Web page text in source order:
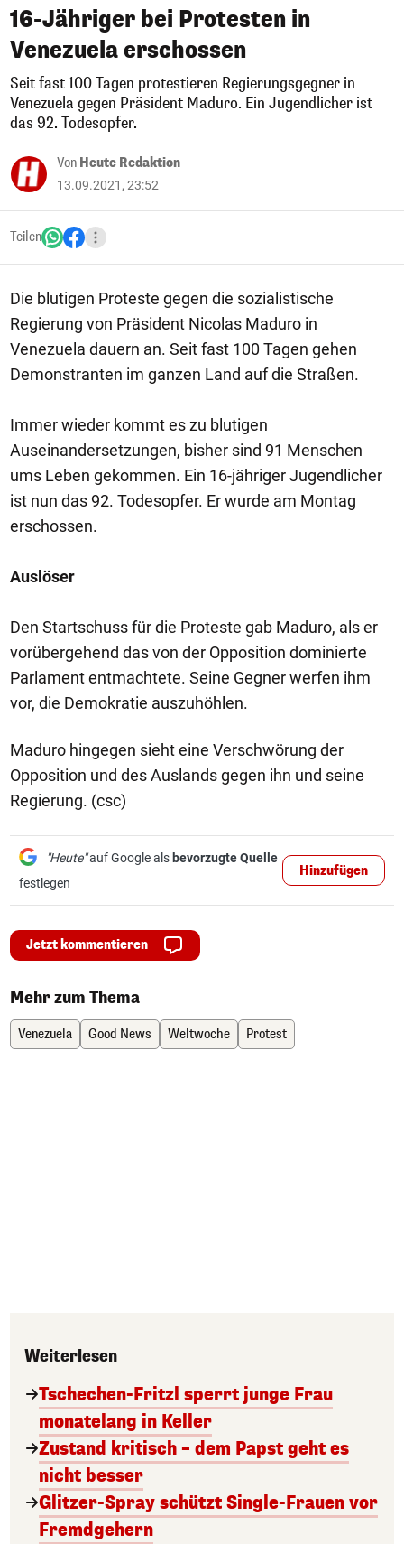
16-Jähriger bei Protesten in
Venezuela erschossen
Seit fast 100 Tagen protestieren Regierungsgegner in
Venezuela gegen Präsident Maduro. Ein Jugendlicher ist
das 92. Todesopfer.
Von Heute Redaktion
13.09.2021, 23:52
Teilen
Die blutigen Proteste gegen die sozialistische
Regierung von Präsident Nicolas Maduro in
Venezuela dauern an. Seit fast 100 Tagen gehen
Demonstranten im ganzen Land auf die Straßen.
Immer wieder kommt es zu blutigen
Auseinandersetzungen, bisher sind 91 Menschen
ums Leben gekommen. Ein 16-jähriger Jugendlicher
ist nun das 92. Todesopfer. Er wurde am Montag
erschossen.
Auslöser
Den Startschuss für die Proteste gab Maduro, als er
vorübergehend das von der Opposition dominierte
Parlament entmachtete. Seine Gegner werfen ihm
vor, die Demokratie auszuhöhlen.
Maduro hingegen sieht eine Verschwörung der
Opposition und des Auslands gegen ihn und seine
Regierung. (csc)
"Heute"auf Google als bevorzugte Quelle
festlegen
Hinzufügen
Jetzt kommentieren
Mehr zum Thema
Venezuela Good News Weltwoche Protest
Weiterlesen
Tschechen-Fritzl sperrt junge Frau
monatelang in Keller
Zustand kritisch – dem Papst geht es
nicht besser
Glitzer-Spray schützt Single-Frauen vor
Fremdgehern